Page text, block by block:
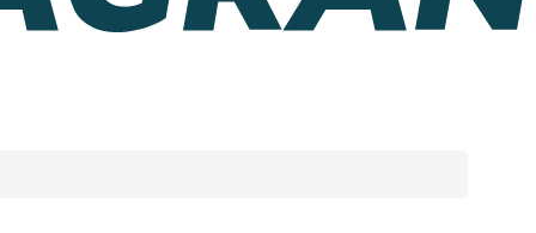
ହ୍ବାଟ୍ସଆପରେ ଜଏନ କରନ୍ତୁ